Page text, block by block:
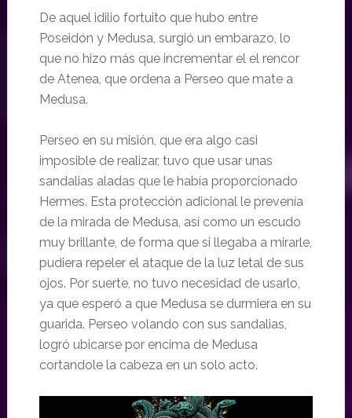
De aquel idilio fortuito que hubo entre
Poseidón y Medusa, surgió un embarazo, lo
que no hizo más que incrementar el el rencor
de Atenea, que ordena a Perseo que mate a
Medusa.
Perseo en su misión, que era algo casi
imposible de realizar, tuvo que usar unas
sandalias aladas que le había proporcionado
Hermes. Esta protección adicional le prevenía
de la mirada de Medusa, así como un escudo
muy brillante, de forma que si llegaba a mirarle,
pudiera repeler el ataque de la luz letal de sus
ojos. Por suerte, no tuvo necesidad de usarlo,
ya que esperó a que Medusa se durmiera en su
guarida. Perseo volando con sus sandalias,
logró ubicarse por encima de Medusa
cortandole la cabeza en un solo acto.